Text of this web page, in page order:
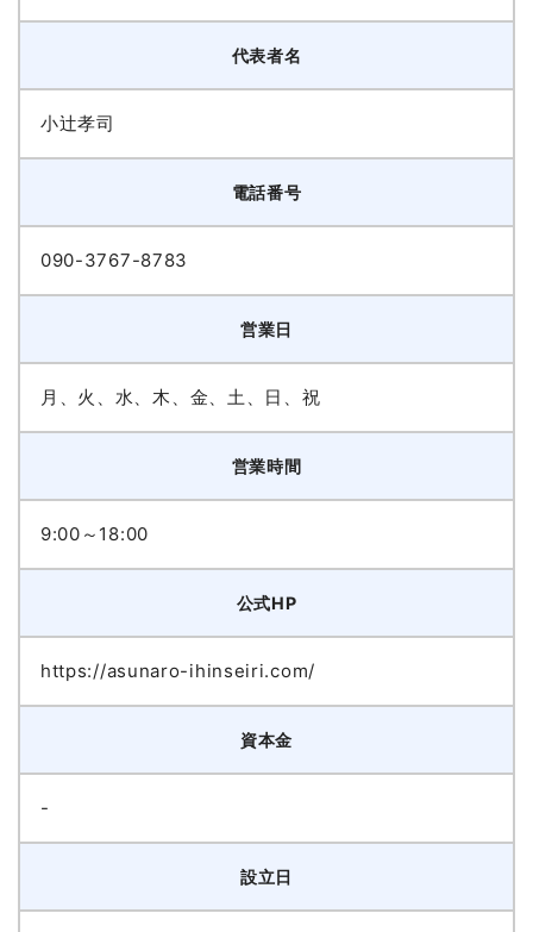
代表者名
小辻孝司
電話番号
090-3767-8783
営業日
月、火、水、木、金、土、日、祝
営業時間
9:00～18:00
公式HP
https://asunaro-ihinseiri.com/
資本金
-
設立日